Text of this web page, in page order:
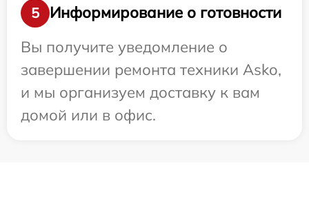
5
Информирование о готовности
Вы получите уведомление о
завершении ремонта техники Asko,
и мы организуем доставку к вам
домой или в офис.